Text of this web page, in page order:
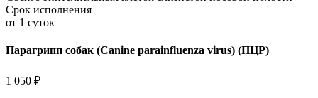
Срок исполнения
от 1 суток
Парагрипп собак (Canine parainfluenza virus) (ПЦР)
1 050 ₽